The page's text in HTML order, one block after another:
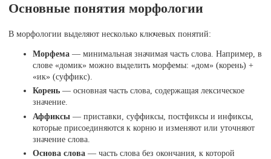
Основные понятия морфологии
В морфологии выделяют несколько ключевых понятий:
Морфема — минимальная значимая часть слова. Например, в
слове «домик» можно выделить морфемы: «дом» (корень) +
«ик» (суффикс).
Корень — основная часть слова, содержащая лексическое
значение.
Аффиксы — приставки, суффиксы, постфиксы и инфиксы,
которые присоединяются к корню и изменяют или уточняют
значение слова.
Основа слова — часть слова без окончания, к которой